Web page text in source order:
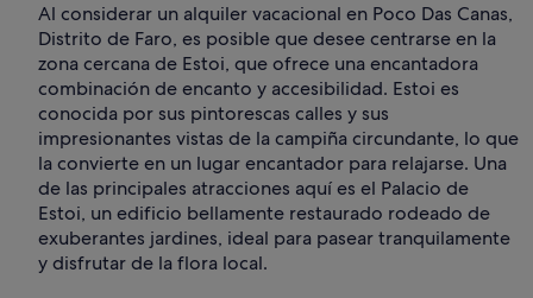
Al considerar un alquiler vacacional en Poco Das Canas,
Distrito de Faro, es posible que desee centrarse en la
zona cercana de Estoi, que ofrece una encantadora
combinación de encanto y accesibilidad. Estoi es
conocida por sus pintorescas calles y sus
impresionantes vistas de la campiña circundante, lo que
la convierte en un lugar encantador para relajarse. Una
de las principales atracciones aquí es el Palacio de
Estoi, un edificio bellamente restaurado rodeado de
exuberantes jardines, ideal para pasear tranquilamente
y disfrutar de la flora local.